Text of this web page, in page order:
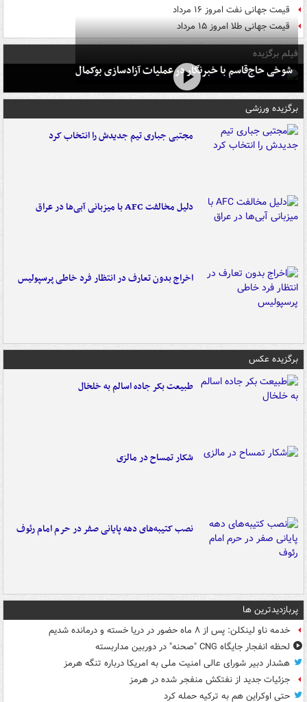
قیمت جهانی نفت امروز ۱۶ مرداد
قیمت جهانی طلا امروز ۱۵ مرداد
فیلم برگزیده
شوخی حاج‌قاسم با خبرنگار در عملیات آزادسازی بوکمال
برگزیده ورزشی
مجتبی جباری تیم جدیدش را انتخاب کرد
دلیل مخالفت AFC با میزبانی آبی‌ها در عراق
اخراج بدون تعارف در انتظار فرد خاطی پرسپولیس
برگزیده عکس
طبیعت بکر جاده اسالم به خلخال
شکار تمساح در مالزی
نصب کتیبه‌های دهه پایانی صفر در حرم امام رئوف
پربازدیدترین ها
خدمه ناو لینکلن: پس از ۸ ماه حضور در دریا خسته و درمانده‌ شدیم
لحظه انفجار جایگاه CNG "صحنه" در دوربین مداربسته
هشدار دبیر شورای عالی امنیت ملی به امریکا درباره تنگه هرمز
جزئیات جدید از نفتکش منفجر شده در هرمز
حتی اوکراین هم به ترکیه حمله کرد